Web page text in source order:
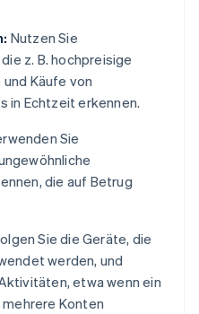
Nutzen Sie
z. B. hochpreisige
Käufe von
in Echtzeit erkennen.
Sie
die auf Betrug
Sie die Geräte, die
werden, und
etwa wenn ein
Konten